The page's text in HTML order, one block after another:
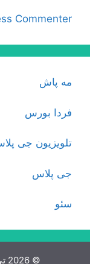
Commenter
مه پاش
فردا بورس
تلویزیون جی
جی پلاس
سئو
© 2026 تی تی بلاگ